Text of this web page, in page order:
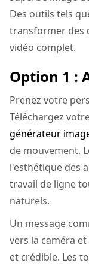
Des outils tels
transformer des
vidéo complet.
Option 1 :
Prenez votre
Téléchargez
générateur
de mouvement.
l'esthétique des
travail de ligne
naturels.
Un message
vers la caméra
et crédible. Les